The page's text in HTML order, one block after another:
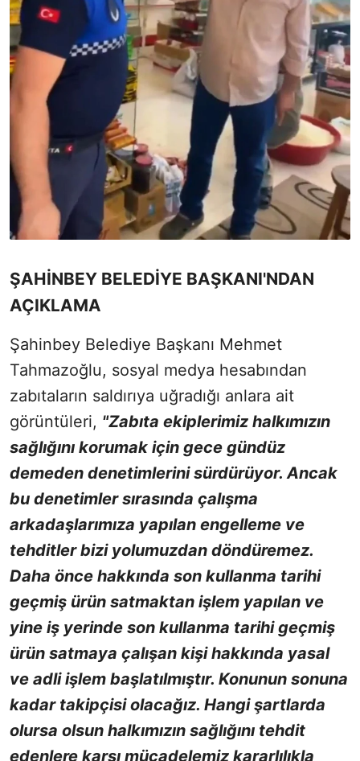
ŞAHİNBEY BELEDİYE BAŞKANI'NDAN
AÇIKLAMA
Şahinbey Belediye Başkanı Mehmet
Tahmazoğlu, sosyal medya hesabından
zabıtaların saldırıya uğradığı anlara ait
görüntüleri, "Zabıta ekiplerimiz halkımızın
sağlığını korumak için gece gündüz
demeden denetimlerini sürdürüyor. Ancak
bu denetimler sırasında çalışma
arkadaşlarımıza yapılan engelleme ve
tehditler bizi yolumuzdan döndüremez.
Daha önce hakkında son kullanma tarihi
geçmiş ürün satmaktan işlem yapılan ve
yine iş yerinde son kullanma tarihi geçmiş
ürün satmaya çalışan kişi hakkında yasal
ve adli işlem başlatılmıştır. Konunun sonuna
kadar takipçisi olacağız. Hangi şartlarda
olursa olsun halkımızın sağlığını tehdit
edenlere karşı mücadelemiz kararlılıkla